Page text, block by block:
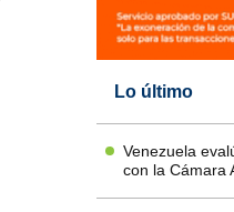
Lo último
Venezuela
con la Cámara